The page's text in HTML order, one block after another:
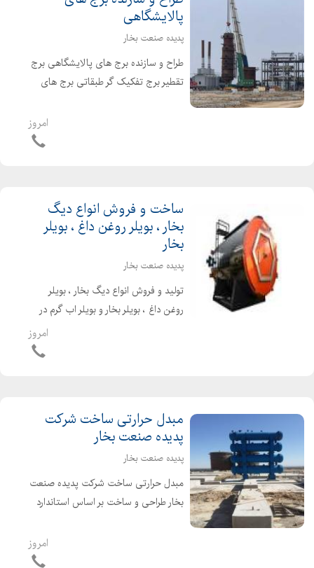
پالایشگاهی
پدیده صنعت بخار
طراح و سازنده برج های پالایشگاهی برج
تقطیر برج تفکیک گر طبقاتی برج های
هیدروکربن ها از یکدیگر مورد استفاده قرار
امروز
ساخت و فروش انواع دیگ
بخار ، بویلر روغن داغ ، بویلر
بخار
پدیده صنعت بخار
تولید و فروش انواع دیگ بخار ، بویلر
روغن داغ ، بویلر بخار و بویلر اب گرم در
ظرفیتهای متفاوت با بالاترین کیفیتامروز
مبدل حرارتی ساخت شرکت
پدیده صنعت بخار
پدیده صنعت بخار
مبدل حرارتی ساخت شرکت پدیده صنعت
بخار طراحی و ساخت بر اساس استاندارد
کنترل کیفی مبدل حرارتی نسل سوم برای
امروز